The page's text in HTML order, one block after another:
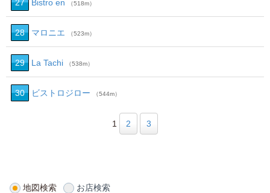
27 Bistro en （518m）
28 マロニエ （523m）
29 La Tachi （538m）
30 ビストロジロー （544m）
1 2 3
地図検索 お店検索